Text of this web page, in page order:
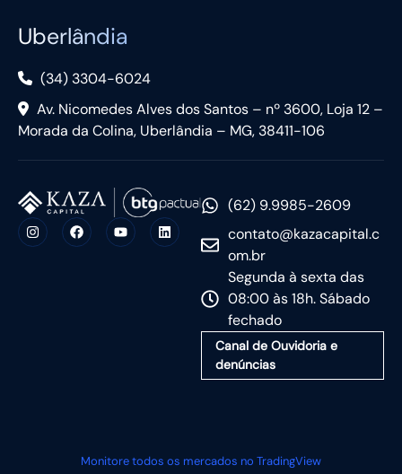
Uberlândia
(34) 3304-6024
Av. Nicomedes Alves dos Santos – nº 3600, Loja 12 –
Morada da Colina, Uberlândia – MG, 38411-106
(62) 9.9985-2609
contato@kazacapital.c
om.br
Segunda à sexta das
08:00 às 18h. Sábado
fechado
Canal de Ouvidoria e
denúncias
Monitore todos os mercados no TradingView